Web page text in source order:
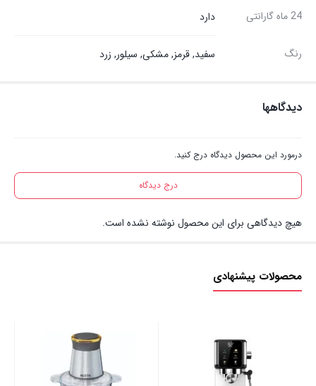
24 ماه گارانتی دارد
رنگ سفید, قرمز, مشکی, سیلور, زرد
دیدگاهها
درمورد این محصول دیدگاه درج کنید.
درج دیدگاه
هیچ دیدگاهی برای این محصول نوشته نشده است.
محصولات پیشنهادی